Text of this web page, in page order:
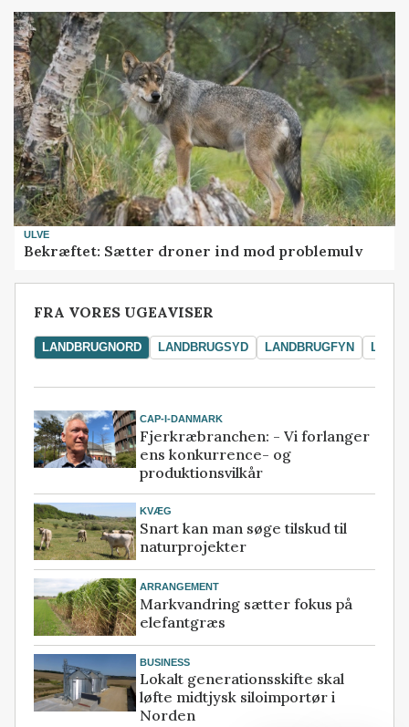
ULVE
Bekræftet: Sætter droner ind mod problemulv
FRA VORES UGEAVISER
LANDBRUGNORD LANDBRUGSYD LANDBRUGFYN
CAP-I-DANMARK
Fjerkræbranchen: - Vi forlanger
ens konkurrence- og
produktionsvilkår
KVÆG
Snart kan man søge tilskud til
naturprojekter
ARRANGEMENT
Markvandring sætter fokus på
elefantgræs
BUSINESS
Lokalt generationsskifte skal
løfte midtjysk siloimportør i
Norden